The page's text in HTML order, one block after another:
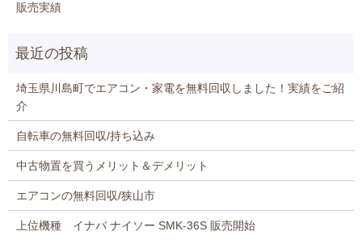
販売実績
埼玉県川島町でエアコン・家電を無料回収しました！実績をご紹
介
自転車の無料回収/持ち込み
中古物置を買うメリット＆デメリット
エアコンの無料回収/狭山市
上位機種 イナバ ナイソー SMK-36S 販売開始